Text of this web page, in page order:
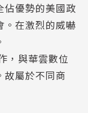
佔優勢的美國政
。在激烈的威嚇
，與華雲數位
故屬於不同商